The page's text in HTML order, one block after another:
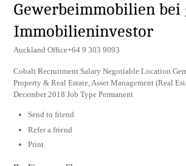
Gewerbeimmobilien bei
Immobilieninvestor
Auckland Office+64 9 303 9093
Cobalt Recruitment Salary Negotiable Location
Property & Real Estate, Asset Management (Real
December 2018 Job Type Permanent
Send to friend
Refer a friend
Print